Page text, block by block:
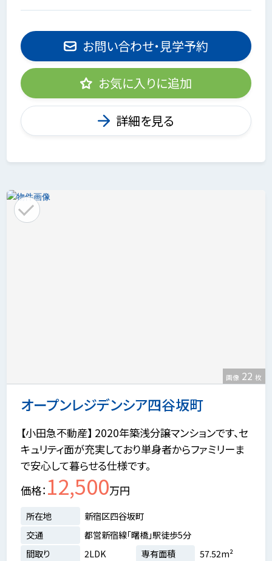
お問い合わせ・見学予約
お気に入りに追加
詳細を見る
オープンレジデンシア四谷坂町
画像 22 枚
【小田急不動産】 2020年築浅分譲マンションです、セ
キュリティ面が充実しており単身者からファミリーま
で安心して暮らせる仕様です。
価格 12,500万円
所在地
新宿区四谷坂町
交通
都営新宿線「曙橋」駅徒歩5分
間取り
2LDK 専有面積
57.52m²